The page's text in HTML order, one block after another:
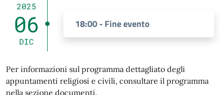
2025
06
DIC
18:00 - Fine evento
Per informazioni sul programma dettagliato degli
appuntamenti religiosi e civili, consultare il programma
nella sezione documenti.